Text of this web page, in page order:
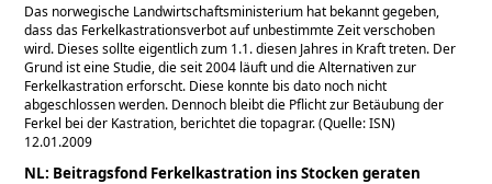
Das norwegische Landwirtschaftsministerium hat bekannt gegeben,
dass das Ferkelkastrationsverbot auf unbestimmte Zeit verschoben
wird. Dieses sollte eigentlich zum 1.1. diesen Jahres in Kraft treten. Der
Grund ist eine Studie, die seit 2004 läuft und die Alternativen zur
Ferkelkastration erforscht. Diese konnte bis dato noch nicht
abgeschlossen werden. Dennoch bleibt die Pflicht zur Betäubung der
Ferkel bei der Kastration, berichtet die topagrar. (Quelle: ISN)
12.01.2009
NL: Beitragsfond Ferkelkastration ins Stocken geraten